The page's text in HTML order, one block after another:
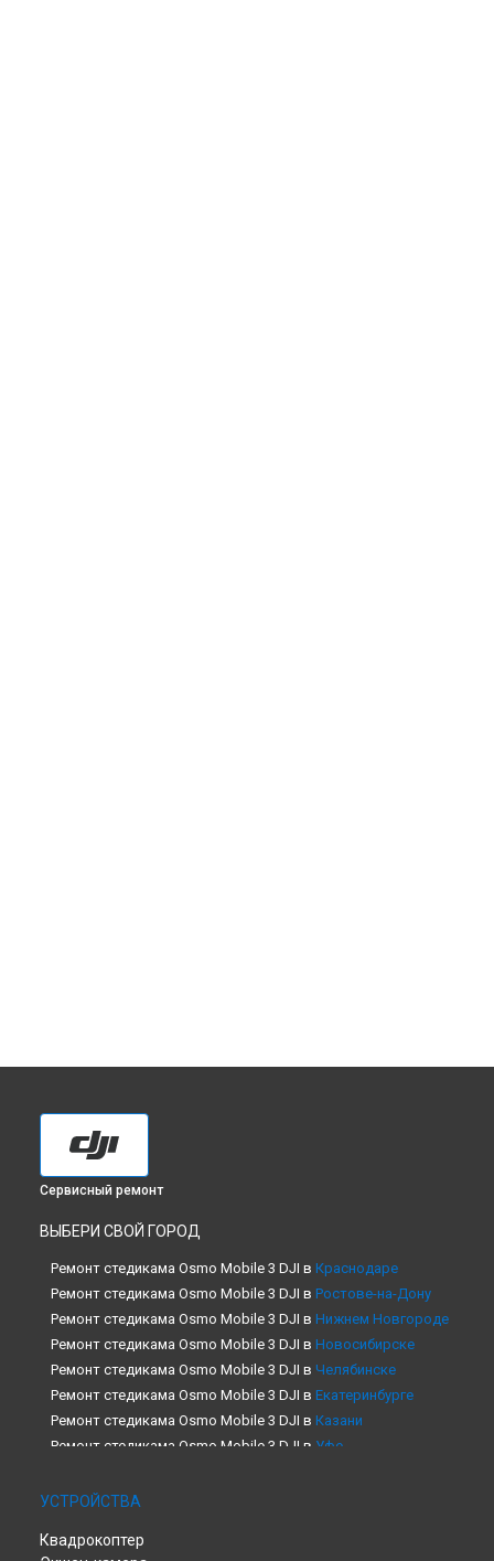
Сервисный ремонт
ВЫБЕРИ СВОЙ ГОРОД
Ремонт стедикама Osmo Mobile 3 DJI в Краснодаре
Ремонт стедикама Osmo Mobile 3 DJI в Ростове-на-Дону
Ремонт стедикама Osmo Mobile 3 DJI в Нижнем Новгороде
Ремонт стедикама Osmo Mobile 3 DJI в Новосибирске
Ремонт стедикама Osmo Mobile 3 DJI в Челябинске
Ремонт стедикама Osmo Mobile 3 DJI в Екатеринбурге
Ремонт стедикама Osmo Mobile 3 DJI в Казани
Ремонт стедикама Osmo Mobile 3 DJI в Уфе
Ремонт стедикама Osmo Mobile 3 DJI в
Ремонт стедикама Osmo Mobile 3 DJI в
УСТРОЙСТВА
Квадрокоптер